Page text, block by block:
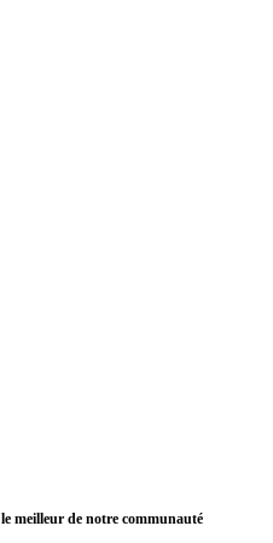
08:21 - 2022/11/08
meilleur de notre communauté